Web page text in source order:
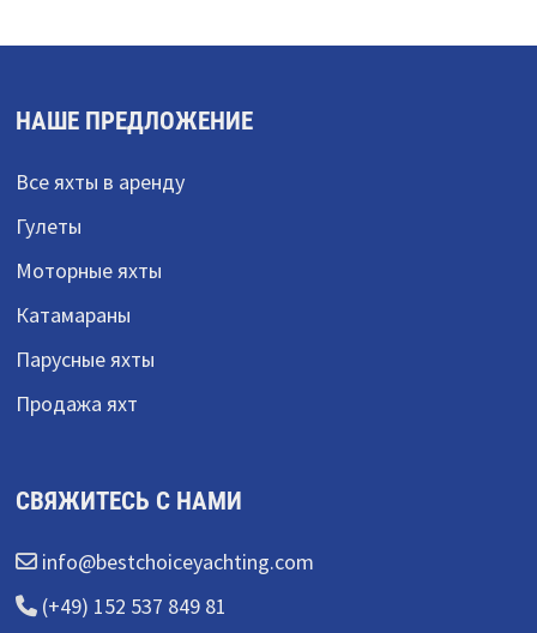
НАШЕ ПРЕДЛОЖЕНИЕ
Все яхты в аренду
Гулеты
Моторные яхты
Катамараны
Парусные яхты
Продажа яхт
СВЯЖИТЕСЬ С НАМИ
info@bestchoiceyachting.com
(+49) 152 537 849 81